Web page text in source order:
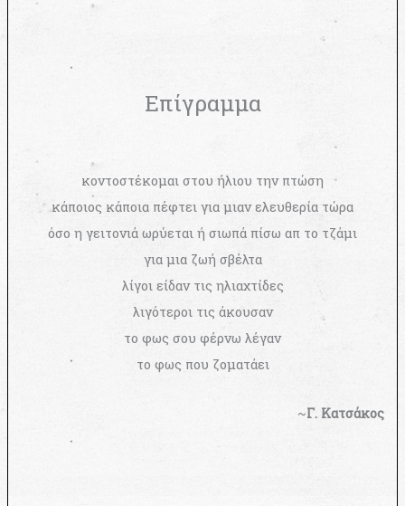
Επίγραμμα
κοντοστέκομαι στου ήλιου την πτώση
κάποιος κάποια πέφτει για μιαν ελευθερία τώρα
όσο η γειτονιά ωρύεται ή σιωπά πίσω απ το τζάμι
για μια ζωή σβέλτα
λίγοι είδαν τις ηλιαχτίδες
λιγότεροι τις άκουσαν
το φως σου φέρνω λέγαν
το φως που ζοματάει
~Γ. Κατσάκος